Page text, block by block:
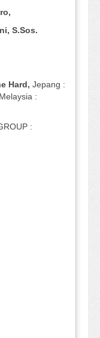
S.Sos.
Hard, Jepang :
Melaysia :
: